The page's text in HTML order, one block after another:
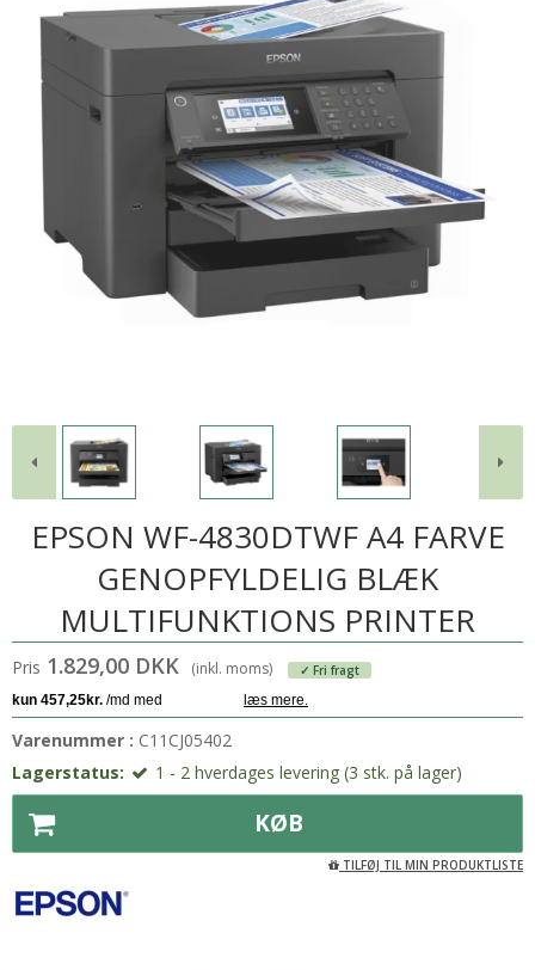
EPSON WF-4830DTWF A4 FARVE
GENOPFYLDELIG BLÆK
MULTIFUNKTIONS PRINTER
Pris 1.829,00 DKK (inkl. moms) ✓ Fri fragt
Varenummer : C11CJ05402
Lagerstatus:
1 - 2 hverdages levering (3 stk. på lager)
KØB
TILFØJ TIL MIN PRODUKTLISTE